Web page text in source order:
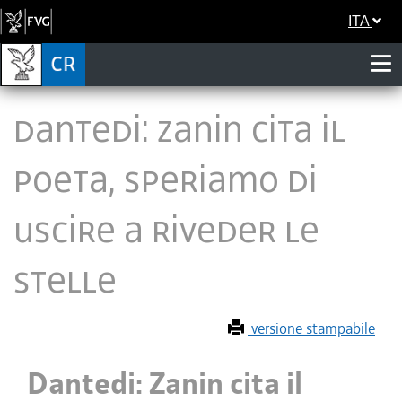
ITA
Dantedi: Zanin cita il
Poeta, speriamo di
uscire a riveder le
stelle
versione stampabile
Dantedi: Zanin cita il